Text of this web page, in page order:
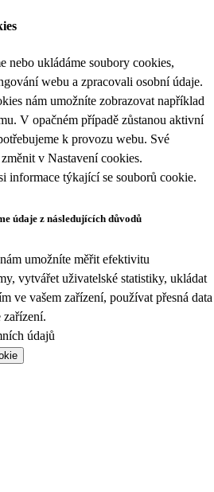
nebo ukládáme soubory cookies,
webu a zpracovali osobní údaje.
nám umožníte zobrazovat například
V opačném případě zůstanou aktivní
k provozu webu. Své
v Nastavení cookies.
informace týkající se souborů cookie.
údaje z následujících důvodů
umožníte měřit efektivitu
vytvářet uživatelské statistiky, ukládat
ve vašem zařízení, používat přesná data
zařízení.
údajů